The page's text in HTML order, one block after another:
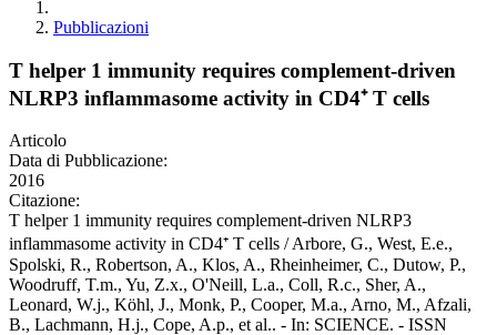
Pubblicazioni
T helper 1 immunity requires complement-driven
NLRP3 inflammasome activity in CD4⁺ T cells
Articolo
Data di Pubblicazione:
2016
Citazione:
T helper 1 immunity requires complement-driven NLRP3
inflammasome activity in CD4⁺ T cells / Arbore, G., West, E.e.,
Spolski, R., Robertson, A., Klos, A., Rheinheimer, C., Dutow, P.,
Woodruff, T.m., Yu, Z.x., O'Neill, L.a., Coll, R.c., Sher, A.,
Leonard, W.j., Köhl, J., Monk, P., Cooper, M.a., Arno, M., Afzali,
B., Lachmann, H.j., Cope, A.p., et al.. - In: SCIENCE. - ISSN